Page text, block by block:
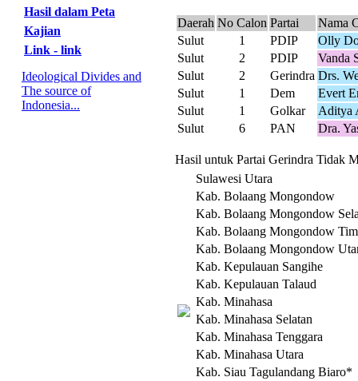
Hasil dalam Peta
Kajian
Link - link
Ideological Divides and
The source of
Indonesia...
Daerah No Calon Partai
Nama
Sulut
1 PDIP
Olly
Sulut
2 PDIP
Vanda
Sulut
2 Gerindra Drs.
Sulut
1 Dem
Evert
Sulut
1 Golkar
Aditya
Sulut
6 PAN Dra.
Hasil untuk Partai Gerindra Tidak
Sulawesi Utara
Kab. Bolaang Mongondow
Kab. Bolaang Mongondow
Kab. Bolaang Mongondow
Kab. Bolaang Mongondow
Kab. Kepulauan Sangihe
Kab. Kepulauan Talaud
Kab. Minahasa
Kab. Minahasa Selatan
Kab. Minahasa Tenggara
Kab. Minahasa Utara
Kab. Siau Tagulandang Biaro*